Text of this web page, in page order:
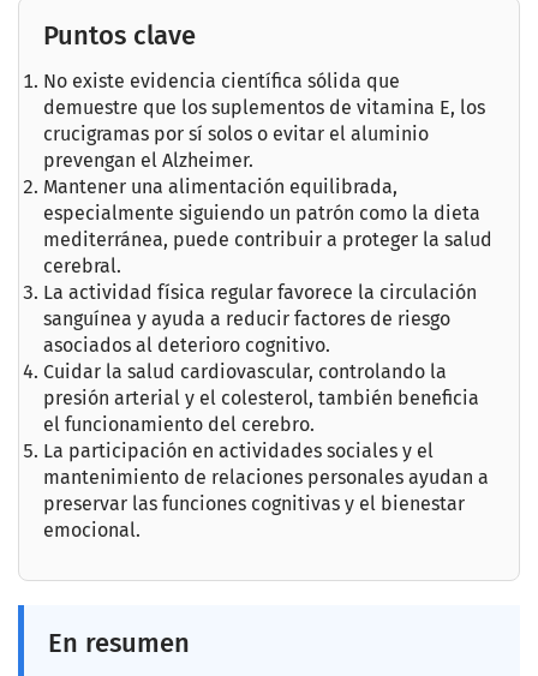
Puntos clave
No existe evidencia científica sólida que
demuestre que los suplementos de vitamina E, los
crucigramas por sí solos o evitar el aluminio
prevengan el Alzheimer.
Mantener una alimentación equilibrada,
especialmente siguiendo un patrón como la dieta
mediterránea, puede contribuir a proteger la salud
cerebral.
La actividad física regular favorece la circulación
sanguínea y ayuda a reducir factores de riesgo
asociados al deterioro cognitivo.
Cuidar la salud cardiovascular, controlando la
presión arterial y el colesterol, también beneficia
el funcionamiento del cerebro.
La participación en actividades sociales y el
mantenimiento de relaciones personales ayudan a
preservar las funciones cognitivas y el bienestar
emocional.
En resumen